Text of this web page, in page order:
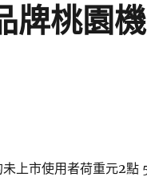
牌桃園
未上市使用者荷重元2點